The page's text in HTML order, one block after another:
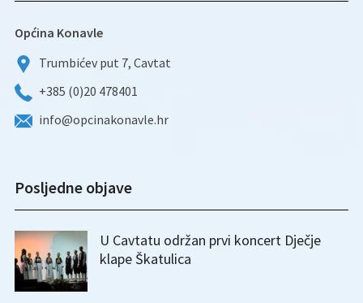
Općina Konavle
Trumbićev put 7, Cavtat
+385 (0)20 478401
info@opcinakonavle.hr
Posljedne objave
U Cavtatu održan prvi koncert Dječje
klape Škatulica